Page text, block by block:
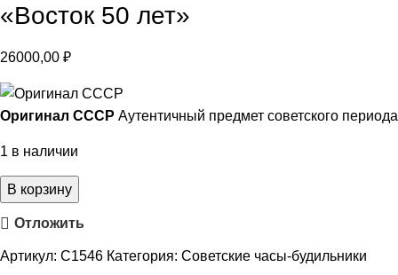
«Восток 50 лет»
26000,00 ₽
Оригинал СССР Аутентичный предмет советского периода
1 в наличии
В корзину
Отложить
Артикул: С1546 Категория: Советские часы-будильники